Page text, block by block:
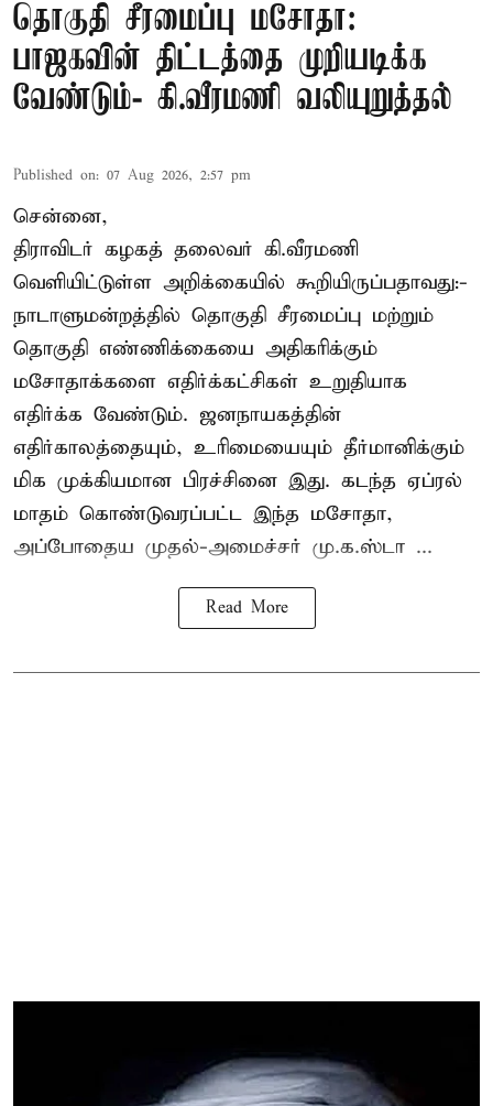
தொகுதி சீரமைப்பு மசோதா:
பாஜகவின் திட்டத்தை முறியடிக்க
வேண்டும்- கி.வீரமணி வலியுறுத்தல்
Published on: 07 Aug 2026, 2:57 pm
சென்னை,
திராவிடர் கழகத் தலைவர் கி.வீரமணி
வெளியிட்டுள்ள அறிக்கையில் கூறியிருப்பதாவது:-
நாடாளுமன்றத்தில் தொகுதி சீரமைப்பு மற்றும்
தொகுதி எண்ணிக்கையை அதிகரிக்கும்
மசோதாக்களை எதிர்க்கட்சிகள் உறுதியாக
எதிர்க்க வேண்டும். ஜனநாயகத்தின்
எதிர்காலத்தையும், உரிமையையும் தீர்மானிக்கும்
மிக முக்கியமான பிரச்சினை இது. கடந்த ஏப்ரல்
மாதம் கொண்டுவரப்பட்ட இந்த மசோதா,
அப்போதைய முதல்-அமைச்சர் மு.க.ஸ்டா ...
Read More